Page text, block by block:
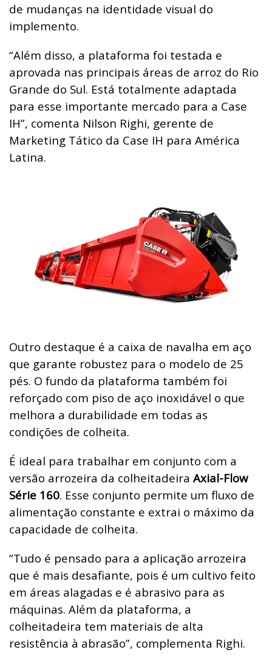
de mudanças na identidade visual do
implemento.
“Além disso, a plataforma foi testada e
aprovada nas principais áreas de arroz do Rio
Grande do Sul. Está totalmente adaptada
para esse importante mercado para a Case
IH”, comenta Nilson Righi, gerente de
Marketing Tático da Case IH para América
Latina.
Outro destaque é a caixa de navalha em aço
que garante robustez para o modelo de 25
pés. O fundo da plataforma também foi
reforçado com piso de aço inoxidável o que
melhora a durabilidade em todas as
condições de colheita.
É ideal para trabalhar em conjunto com a
versão arrozeira da colheitadeira Axial-Flow
Série 160. Esse conjunto permite um fluxo de
alimentação constante e extrai o máximo da
capacidade de colheita.
“Tudo é pensado para a aplicação arrozeira
que é mais desafiante, pois é um cultivo feito
em áreas alagadas e é abrasivo para as
máquinas. Além da plataforma, a
colheitadeira tem materiais de alta
resistência à abrasão”, complementa Righi.